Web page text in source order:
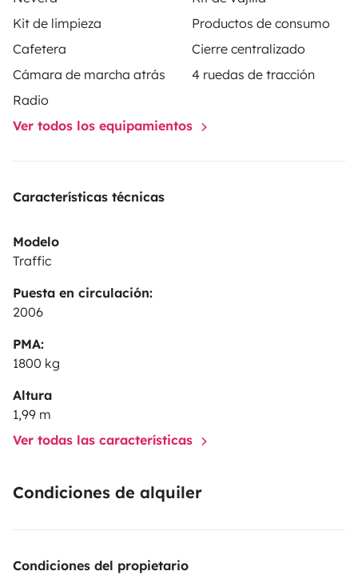
Kit de limpieza
Productos de consumo
Cafetera
Cierre centralizado
Cámara de marcha atrás
4 ruedas de tracción
Radio
Ver todos los equipamientos
Características técnicas
Modelo
Traffic
Puesta en circulación:
2006
PMA:
1800 kg
Altura
1,99 m
Ver todas las características
Condiciones de alquiler
Condiciones del propietario